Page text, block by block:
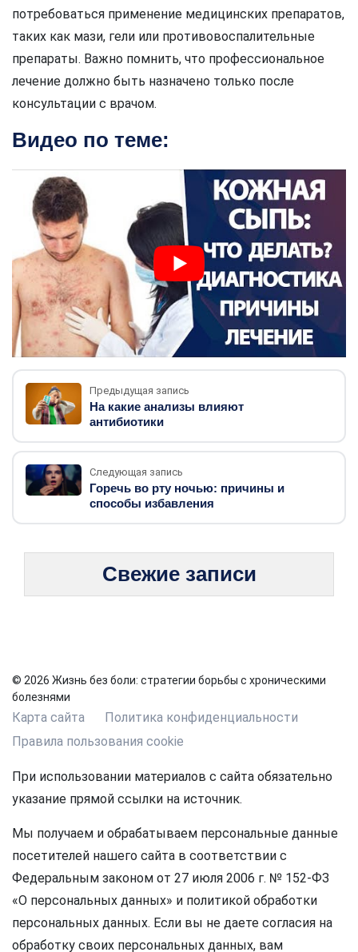
потребоваться применение медицинских препаратов,
таких как мази, гели или противовоспалительные
препараты. Важно помнить, что профессиональное
лечение должно быть назначено только после
консультации с врачом.
Видео по теме:
Предыдущая запись
На какие анализы влияют
антибиотики
Следующая запись
Горечь во рту ночью: причины и
способы избавления
Свежие записи
© 2026 Жизнь без боли: стратегии борьбы с хроническими
болезнями
Карта сайта
Политика конфиденциальности
Правила пользования cookie
При использовании материалов с сайта обязательно
указание прямой ссылки на источник.
Мы получаем и обрабатываем персональные данные
посетителей нашего сайта в соответствии с
Федеральным законом от 27 июля 2006 г. № 152-ФЗ
«О персональных данных» и политикой обработки
персональных данных. Если вы не даете согласия на
обработку своих персональных данных, вам